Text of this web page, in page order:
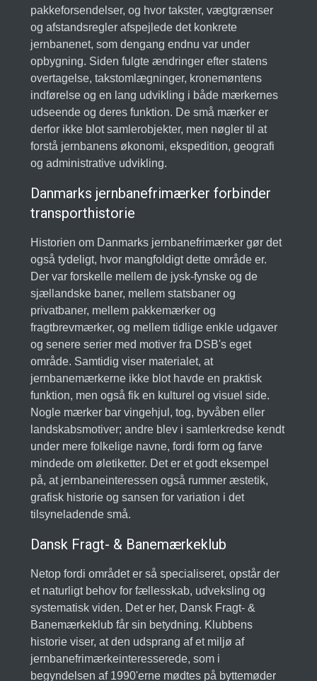
pakkeforsendelser, og hvor takster, vægtgrænser
og afstandsregler afspejlede det konkrete
jernbanenet, som dengang endnu var under
opbygning. Siden fulgte ændringer efter statens
overtagelse, takstomlægninger, kronemøntens
indførelse og en lang udvikling i både mærkernes
udseende og deres funktion. De små mærker er
derfor ikke blot samlerobjekter, men nøgler til at
forstå jernbanens økonomi, ekspedition, geografi
og administrative udvikling.
Danmarks jernbanefrimærker forbinder
transporthistorie
Historien om Danmarks jernbanefrimærker gør det
også tydeligt, hvor mangfoldigt dette område er.
Der var forskelle mellem de jysk-fynske og de
sjællandske baner, mellem statsbaner og
privatbaner, mellem pakkemærker og
fragtbrevmærker, og mellem tidlige enkle udgaver
og senere serier med motiver fra DSB's eget
område. Samtidig viser materialet, at
jernbanemærkerne ikke blot havde en praktisk
funktion, men også fik en kulturel og visuel side.
Nogle mærker bar vingehjul, tog, byvåben eller
landskabsmotiver; andre blev i samlerkredse kendt
under mere folkelige navne, fordi form og farve
mindede om øletiketter. Det er et godt eksempel
på, at jernbaneinteressen også rummer æstetik,
grafisk historie og sansen for variation i det
tilsyneladende små.
Dansk Fragt- & Banemærkeklub
Netop fordi området er så specialiseret, opstår der
et naturligt behov for fællesskab, udveksling og
systematisk viden. Det er her, Dansk Fragt- &
Banemærkeklub får sin betydning. Klubbens
historie viser, at den udsprang af et miljø af
jernbanefrimærkeinteresserede, som i
begyndelsen af 1990'erne mødtes på byttemøder